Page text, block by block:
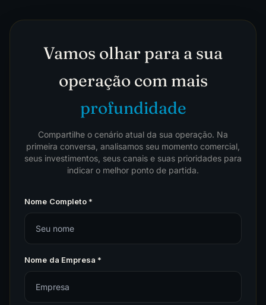
Vamos olhar para a sua
operação com mais
profundidade
Compartilhe o cenário atual da sua operação. Na
primeira conversa, analisamos seu momento comercial,
seus investimentos, seus canais e suas prioridades para
indicar o melhor ponto de partida.
Nome Completo *
Nome da Empresa *